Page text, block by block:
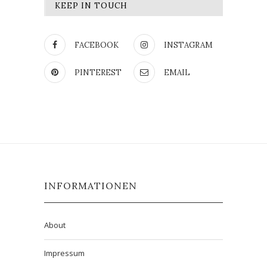
KEEP IN TOUCH
FACEBOOK INSTAGRAM
PINTEREST EMAIL
INFORMATIONEN
About
Impressum